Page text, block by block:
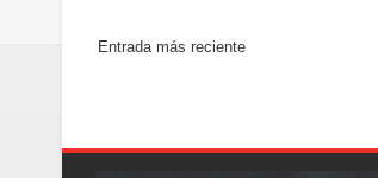
Entrada más reciente